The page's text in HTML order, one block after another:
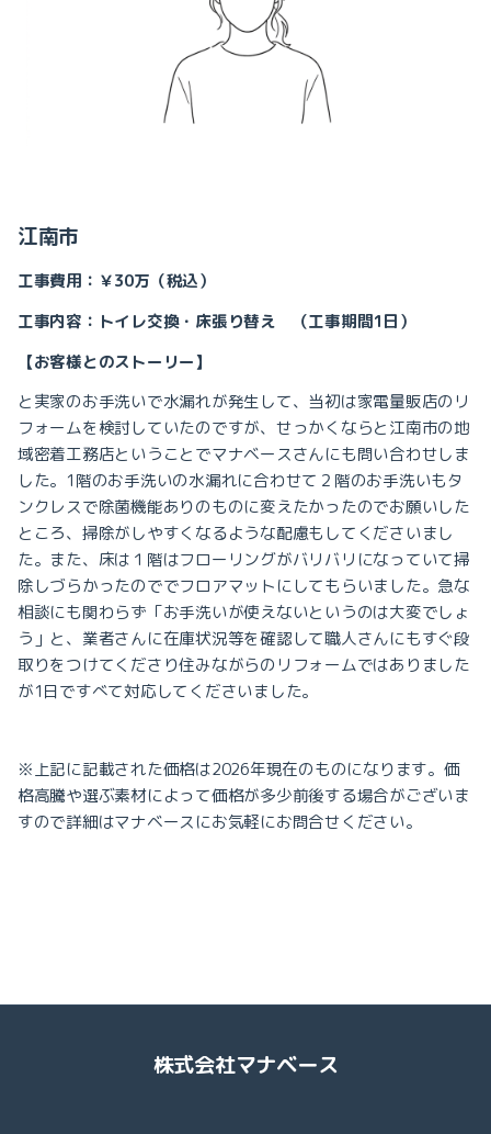
江南市
工事費用：￥30万（税込）
工事内容：トイレ交換・床張り替え （工事期間1日）
【お客様とのストーリー】
と実家のお手洗いで水漏れが発生して、当初は家電量販店のリ
フォームを検討していたのですが、せっかくならと江南市の地
域密着工務店ということでマナベースさんにも問い合わせしま
した。1階のお手洗いの水漏れに合わせて２階のお手洗いもタ
ンクレスで除菌機能ありのものに変えたかったのでお願いした
ところ、掃除がしやすくなるような配慮もしてくださいまし
た。また、 床は１階はフローリングがバリバリになっていて掃
除しづらかったのででフロアマットにしてもらいました。急な
相談にも関わらず「お手洗いが使えないというのは大変でしょ
う」と、業者さんに在庫状況等を確認して職人さんにもすぐ段
取りをつけてくださり住みながらのリフォームではありました
が1日ですべて対応してくださいました。
※上記に記載された価格は2026年現在のものになります。価
格高騰や選ぶ素材によって価格が多少前後する場合がございま
すので詳細はマナベースにお気軽にお問合せください。
株式会社マナベース